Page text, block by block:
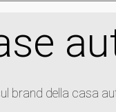
brand della casa